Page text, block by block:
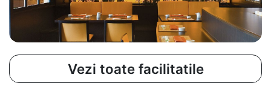
Vezi toate facilitatile